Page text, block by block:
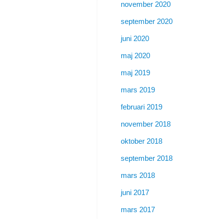
november 2020
september 2020
juni 2020
maj 2020
maj 2019
mars 2019
februari 2019
november 2018
oktober 2018
september 2018
mars 2018
juni 2017
mars 2017